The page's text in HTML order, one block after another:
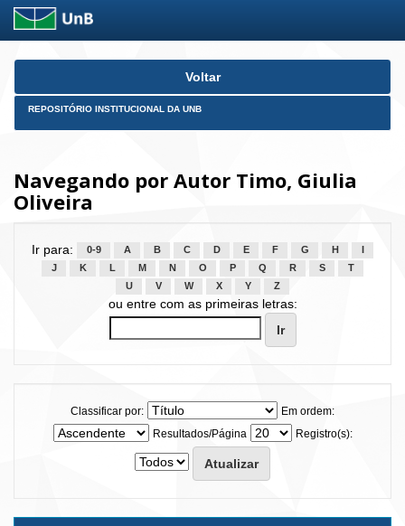
Skip
Voltar
REPOSITÓRIO INSTITUCIONAL DA UNB
Navegando por Autor Timo, Giulia
Oliveira
Ir para: 0-9 A B C D E F G H
J
K L M N O P Q R S
T
U
V W X Y Z
ou entre com as primeiras letras:
Classificar por:
Em ordem:
Resultados/Página
Registro(s):